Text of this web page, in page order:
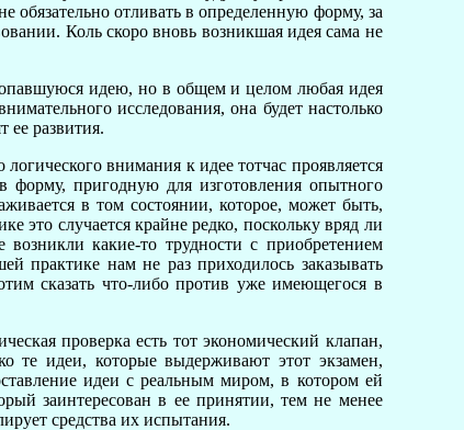
обязательно отливать в определенную форму, за
Коль скоро вновь возникшая идея сама не
идею, но в общем и целом любая идея
исследования, она будет настолько
ее развития.
внимания к идее тотчас проявляется
форму, пригодную для изготовления опытного
в том состоянии, которое, может быть,
это случается крайне редко, поскольку вряд ли
какие-то трудности с приобретением
практике нам не раз приходилось заказывать
сказать что-либо против уже имеющегося в
проверка есть тот экономический клапан,
те идеи, которые выдерживают этот экзамен,
идеи с реальным миром, в котором ей
заинтересован в ее принятии, тем не менее
средства их испытания.